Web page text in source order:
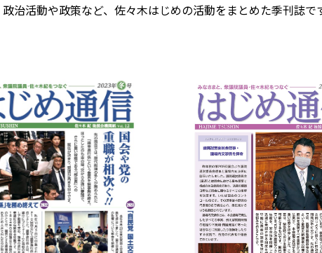
政治活動や政策など、佐々木はじめの活動をまとめた季刊誌で